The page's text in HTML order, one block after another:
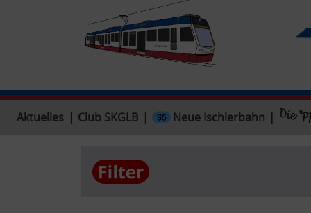
Aktuelles Club SKGLB Neue Ischlerbahn